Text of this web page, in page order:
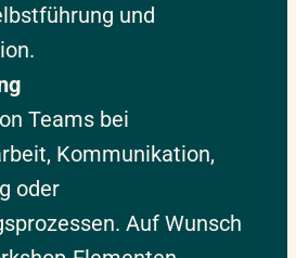
und
Teams bei
Kommunikation,
oder
Auf Wunsch